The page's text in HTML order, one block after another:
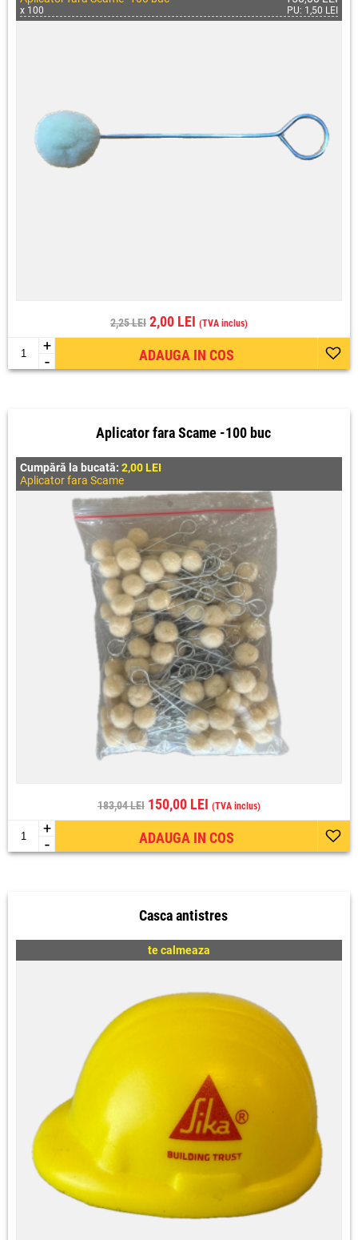
x 100 PU: 1,50 LEI
2,25 LEI 2,00 LEI (TVA inclus)
+
- ADAUGA IN COS
Aplicator fara Scame -100 buc
Cumpără la bucată: 2,00 LEI
Aplicator fara Scame
183,04 LEI 150,00 LEI (TVA inclus)
+
- ADAUGA IN COS
Casca antistres
te calmeaza